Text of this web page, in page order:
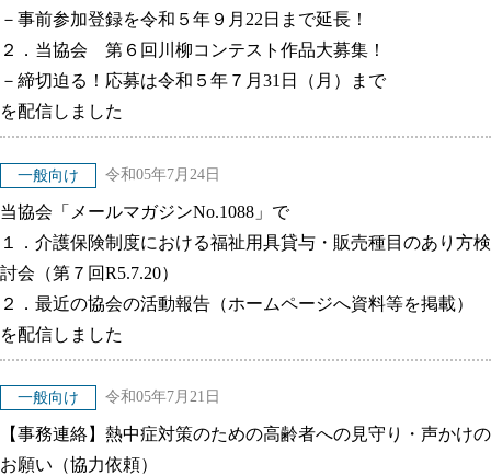
－事前参加登録を令和５年９月22日まで延長！
２．当協会 第６回川柳コンテスト作品大募集！
－締切迫る！応募は令和５年７月31日（月）まで
を配信しました
一般向け 令和05年7月24日
当協会「メールマガジンNo.1088」で
１．介護保険制度における福祉用具貸与・販売種目のあり方検
討会（第７回R5.7.20）
２．最近の協会の活動報告（ホームページへ資料等を掲載）
を配信しました
一般向け 令和05年7月21日
【事務連絡】熱中症対策のための高齢者への見守り・声かけの
お願い（協力依頼）